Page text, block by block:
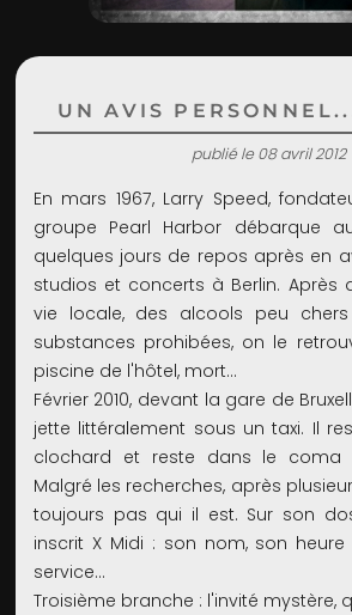
UN AVIS
publié le 08 avril 2012
En mars 1967, Larry Speed,
groupe Pearl Harbor débarque
quelques jours de repos après en
studios et concerts à Berlin. Après
vie locale, des alcools peu
substances prohibées, on le
piscine de l'hôtel, mort…
Février 2010, devant la gare de
jette littéralement sous un taxi. Il
clochard et reste dans le coma
Malgré les recherches, après
toujours pas qui il est. Sur son
inscrit X Midi : son nom, son
service…
Troisième branche : l'invité mystère,